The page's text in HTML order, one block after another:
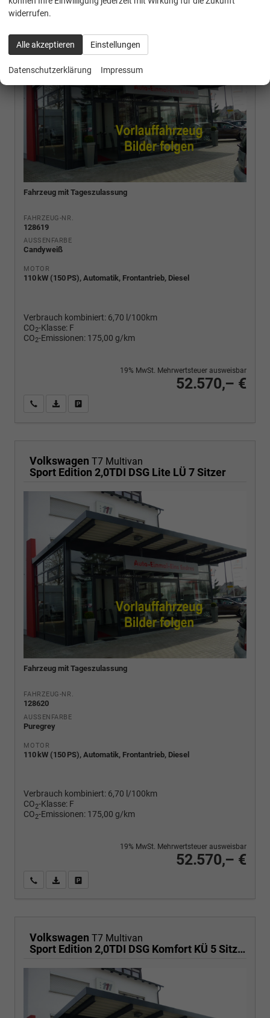
Fahrzeug mit Tageszulassung
FAHRZEUG-NR.
128619
AUSSENFARBE
Candyweiß
MOTOR
110 kW (150 PS), Automatik, Frontantrieb, Diesel
Verbrauch kombiniert: 6,70 l/100km
CO2-Klasse: F
CO2-Emissionen: 175,00 g/km
52.570,– €
19% MwSt. Mehrwertsteuer ausweisbar
Wir rufen Sie anPDF-Fahrzeugexposé drucken
Volkswagen T7 Multivan
Sport Edition 2,0TDI DSG Lite LÜ 7 Sitzer
Fahrzeug mit Tageszulassung
FAHRZEUG-NR.
128620
AUSSENFARBE
Puregrey
MOTOR
110 kW (150 PS), Automatik, Frontantrieb, Diesel
Verbrauch kombiniert: 6,70 l/100km
CO2-Klasse: F
CO2-Emissionen: 175,00 g/km
52.570,– €
19% MwSt. Mehrwertsteuer ausweisbar
Wir rufen Sie anPDF-Fahrzeugexposé drucken
Volkswagen T7 Multivan
Sport Edition 2,0TDI DSG Komfort KÜ 5 Sitzer
widerrufen.
Alle akzeptieren Einstellungen
Datenschutzerklärung Impressum